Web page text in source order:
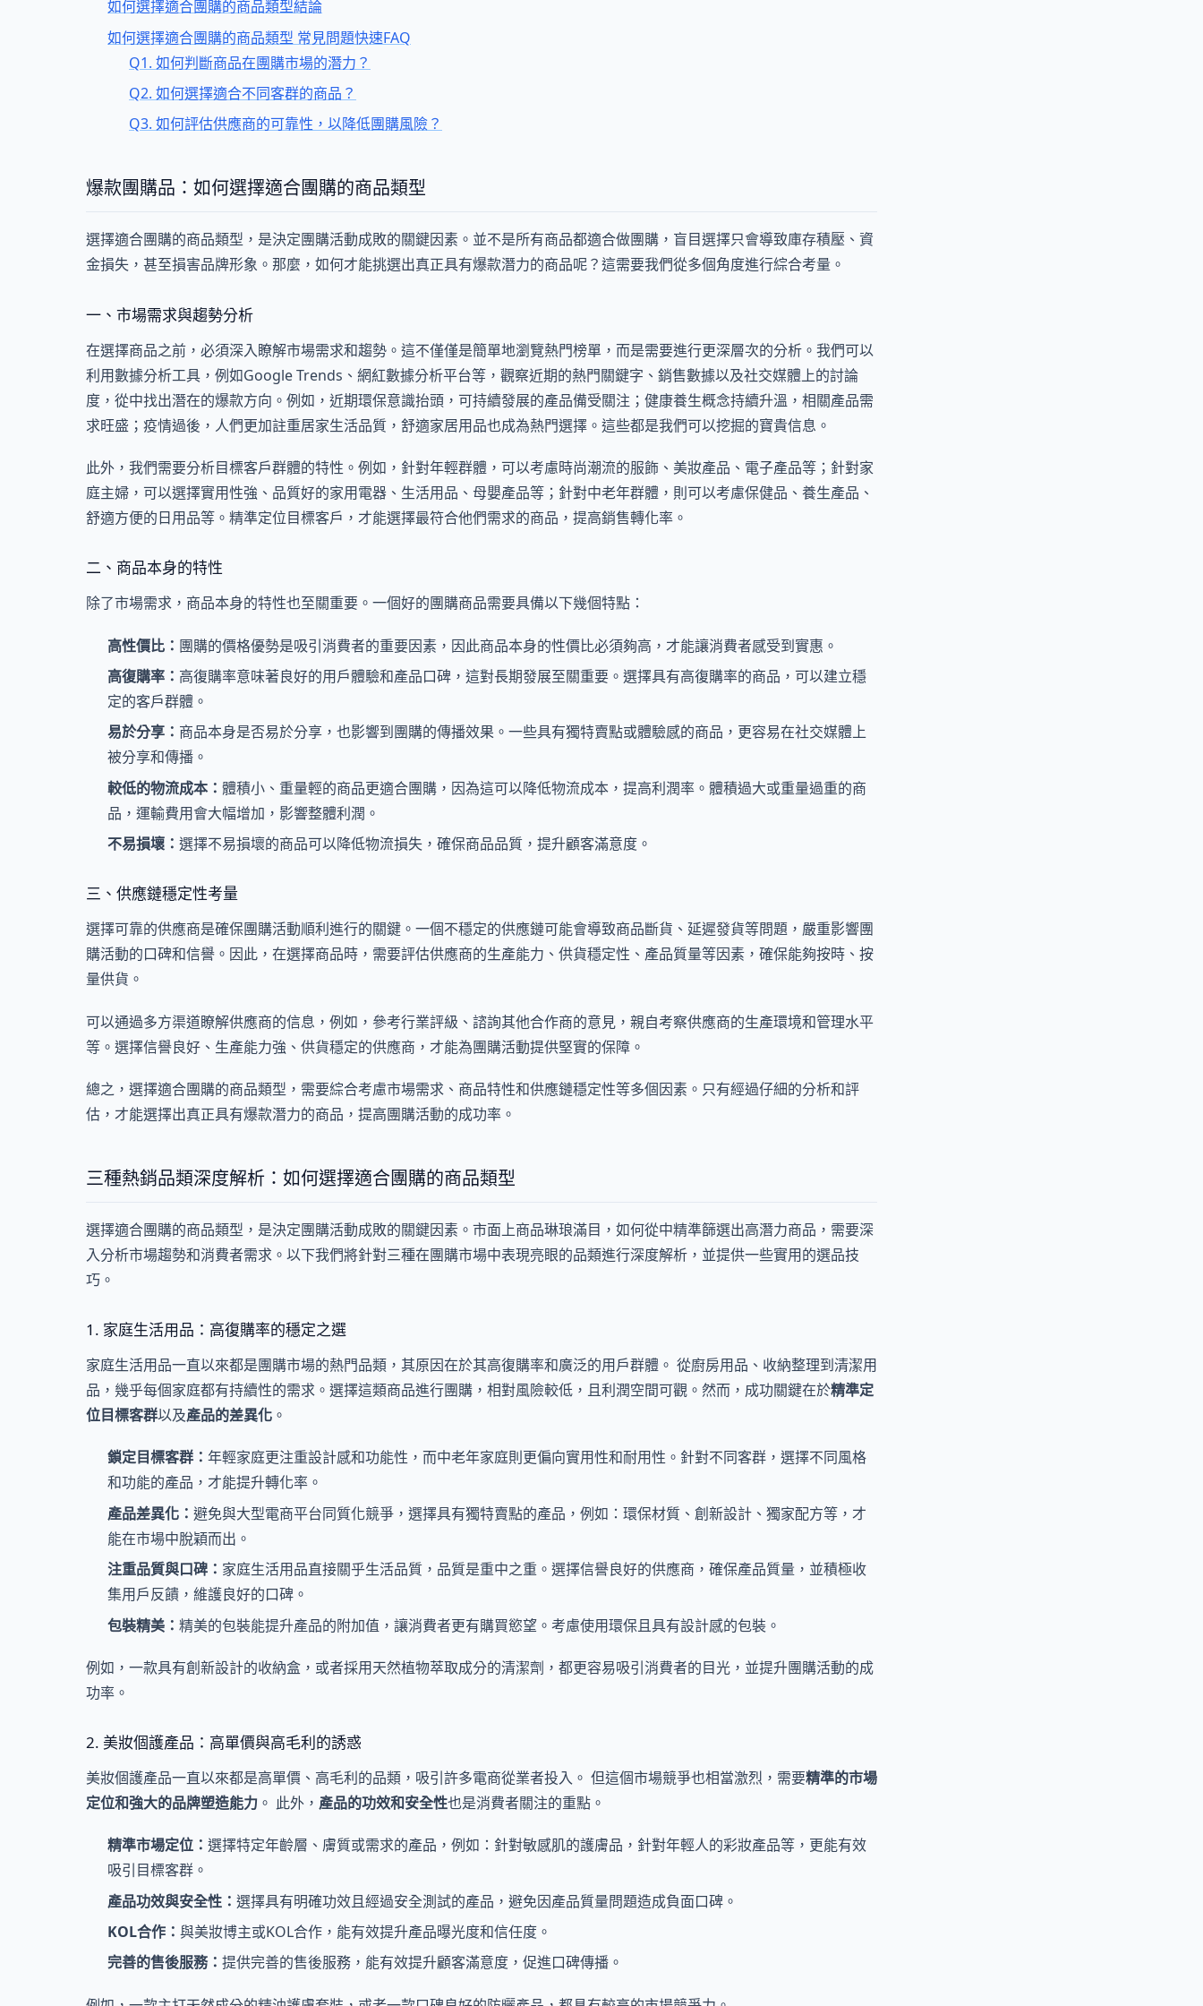
如何選擇適合團購的商品類型結論
如何選擇適合團購的商品類型 常見問題快速FAQ
Q1. 如何判斷商品在團購市場的潛力？
Q2. 如何選擇適合不同客群的商品？
Q3. 如何評估供應商的可靠性，以降低團購風險？
爆款團購品：如何選擇適合團購的商品類型
選擇適合團購的商品類型，是決定團購活動成敗的關鍵因素。並不是所有商品都適合做團購，盲目選擇只會導致庫存積壓、資
金損失，甚至損害品牌形象。那麼，如何才能挑選出真正具有爆款潛力的商品呢？這需要我們從多個角度進行綜合考量。
一、市場需求與趨勢分析
在選擇商品之前，必須深入瞭解市場需求和趨勢。這不僅僅是簡單地瀏覽熱門榜單，而是需要進行更深層次的分析。我們可以
利用數據分析工具，例如Google Trends、網紅數據分析平台等，觀察近期的熱門關鍵字、銷售數據以及社交媒體上的討論
度，從中找出潛在的爆款方向。例如，近期環保意識抬頭，可持續發展的產品備受關注；健康養生概念持續升溫，相關產品需
求旺盛；疫情過後，人們更加註重居家生活品質，舒適家居用品也成為熱門選擇。這些都是我們可以挖掘的寶貴信息。
此外，我們需要分析目標客戶群體的特性。例如，針對年輕群體，可以考慮時尚潮流的服飾、美妝產品、電子產品等；針對家
庭主婦，可以選擇實用性強、品質好的家用電器、生活用品、母嬰產品等；針對中老年群體，則可以考慮保健品、養生產品、
舒適方便的日用品等。精準定位目標客戶，才能選擇最符合他們需求的商品，提高銷售轉化率。
二、商品本身的特性
除了市場需求，商品本身的特性也至關重要。一個好的團購商品需要具備以下幾個特點：
高性價比： 團購的價格優勢是吸引消費者的重要因素，因此商品本身的性價比必須夠高，才能讓消費者感受到實惠。
高復購率： 高復購率意味著良好的用戶體驗和產品口碑，這對長期發展至關重要。選擇具有高復購率的商品，可以建立穩
定的客戶群體。
易於分享： 商品本身是否易於分享，也影響到團購的傳播效果。一些具有獨特賣點或體驗感的商品，更容易在社交媒體上
被分享和傳播。
較低的物流成本： 體積小、重量輕的商品更適合團購，因為這可以降低物流成本，提高利潤率。體積過大或重量過重的商
品，運輸費用會大幅增加，影響整體利潤。
不易損壞： 選擇不易損壞的商品可以降低物流損失，確保商品品質，提升顧客滿意度。
三、供應鏈穩定性考量
選擇可靠的供應商是確保團購活動順利進行的關鍵。一個不穩定的供應鏈可能會導致商品斷貨、延遲發貨等問題，嚴重影響團
購活動的口碑和信譽。因此，在選擇商品時，需要評估供應商的生產能力、供貨穩定性、產品質量等因素，確保能夠按時、按
量供貨。
可以通過多方渠道瞭解供應商的信息，例如，參考行業評級、諮詢其他合作商的意見，親自考察供應商的生產環境和管理水平
等。選擇信譽良好、生產能力強、供貨穩定的供應商，才能為團購活動提供堅實的保障。
總之，選擇適合團購的商品類型，需要綜合考慮市場需求、商品特性和供應鏈穩定性等多個因素。只有經過仔細的分析和評
估，才能選擇出真正具有爆款潛力的商品，提高團購活動的成功率。
三種熱銷品類深度解析：如何選擇適合團購的商品類型
選擇適合團購的商品類型，是決定團購活動成敗的關鍵因素。市面上商品琳琅滿目，如何從中精準篩選出高潛力商品，需要深
入分析市場趨勢和消費者需求。以下我們將針對三種在團購市場中表現亮眼的品類進行深度解析，並提供一些實用的選品技
巧。
1. 家庭生活用品：高復購率的穩定之選
家庭生活用品一直以來都是團購市場的熱門品類，其原因在於其高復購率和廣泛的用戶群體。 從廚房用品、收納整理到清潔用
品，幾乎每個家庭都有持續性的需求。選擇這類商品進行團購，相對風險較低，且利潤空間可觀。然而，成功關鍵在於精準定
位目標客群以及產品的差異化 。
鎖定目標客群： 年輕家庭更注重設計感和功能性，而中老年家庭則更偏向實用性和耐用性。針對不同客群，選擇不同風格
和功能的產品，才能提升轉化率。
產品差異化： 避免與大型電商平台同質化競爭，選擇具有獨特賣點的產品，例如：環保材質、創新設計、獨家配方等，才
能在市場中脫穎而出。
注重品質與口碑： 家庭生活用品直接關乎生活品質，品質是重中之重。選擇信譽良好的供應商，確保產品質量，並積極收
集用戶反饋，維護良好的口碑。
包裝精美： 精美的包裝能提升產品的附加值，讓消費者更有購買慾望。考慮使用環保且具有設計感的包裝。
例如，一款具有創新設計的收納盒，或者採用天然植物萃取成分的清潔劑，都更容易吸引消費者的目光，並提升團購活動的成
功率。
2. 美妝個護產品：高單價與高毛利的誘惑
美妝個護產品一直以來都是高單價、高毛利的品類，吸引許多電商從業者投入。 但這個市場競爭也相當激烈，需要精準的市場
定位和強大的品牌塑造能力 。 此外， 產品的功效和安全性也是消費者關注的重點。
精準市場定位： 選擇特定年齡層、膚質或需求的產品，例如：針對敏感肌的護膚品，針對年輕人的彩妝產品等，更能有效
吸引目標客群。
產品功效與安全性： 選擇具有明確功效且經過安全測試的產品，避免因產品質量問題造成負面口碑。
KOL合作： 與美妝博主或KOL合作，能有效提升產品曝光度和信任度。
完善的售後服務： 提供完善的售後服務，能有效提升顧客滿意度，促進口碑傳播。